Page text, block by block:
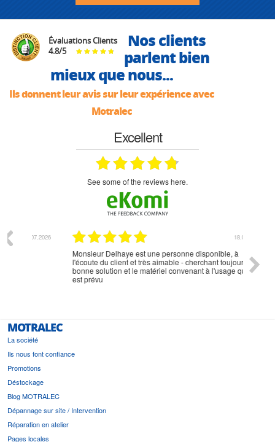
Évaluations Clients
4.8/5
Nos clients
parlent bien
mieux que nous...
Ils donnent leur avis sur leur expérience avec
Motralec
Excellent
see some of the reviews here.
Monsieur Delhaye est une personne disponible, à
l'écoute du client et très aimable - cherchant toujours la
bonne solution et le matériel convenant à l'usage qui en
MOTRALEC
La société
Ils nous font confiance
Promotions
Déstockage
Blog MOTRALEC
Dépannage sur site / Intervention
Réparation en atelier
Pages locales